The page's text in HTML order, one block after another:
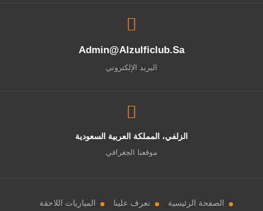
Admin@alzulficlub.sa
البريد الإلكتروني
الزلفي، المملكة العربية السعودية
موقعنا الجغرافي
الصفحة الرئيسية تعرف علينا
المباريات اللاحقة